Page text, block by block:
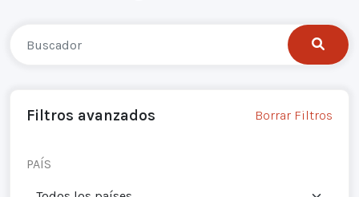
Filtros avanzados Borrar Filtros
PAÍS